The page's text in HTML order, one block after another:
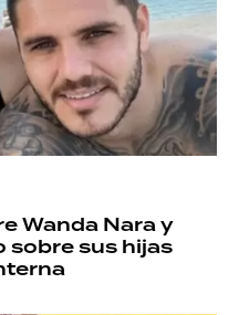
Wanda Nara y
sobre sus hijas